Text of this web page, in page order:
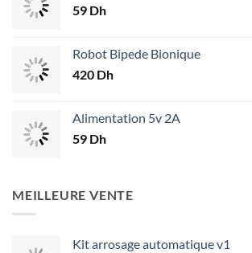
59 Dh
Robot Bipede Bionique
420 Dh
Alimentation 5v 2A
59 Dh
MEILLEURE VENTE
Kit arrosage automatique v1